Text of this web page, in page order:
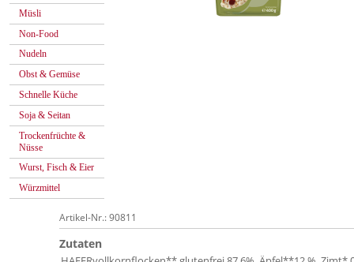
Müsli
Non-Food
Nudeln
Obst & Gemüse
Schnelle Küche
Soja & Seitan
Trockenfrüchte &
Nüsse
Wurst, Fisch & Eier
Würzmittel
Artikel-Nr.: 90811
Zutaten